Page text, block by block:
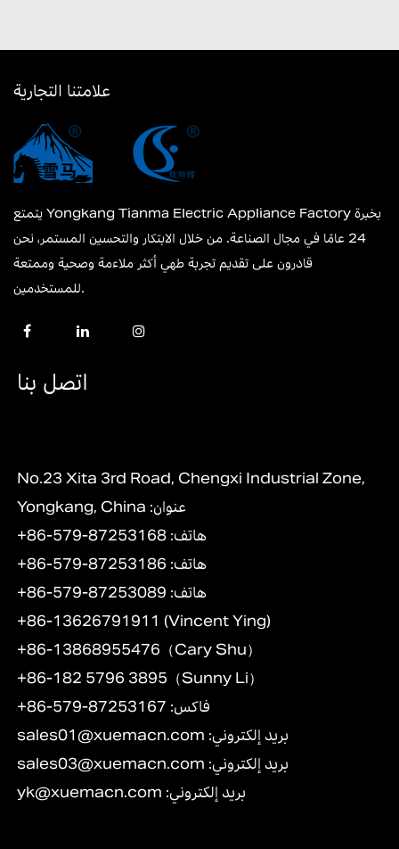
علامتنا التجارية
يتمتع Yongkang Tianma Electric Appliance Factory بخبرة
24 عامًا في مجال الصناعة. من خلال الابتكار والتحسين المستمر، نحن
قادرون على تقديم تجربة طهي أكثر ملاءمة وصحية وممتعة
للمستخدمين.
اتصل بنا
No.23 Xita 3rd Road, Chengxi Industrial Zone,
Yongkang, China :عنوان
+86-579-87253168 :هاتف
+86-579-87253186 :هاتف
+86-579-87253089 :هاتف
+86-13626791911 (Vincent Ying)
+86-13868955476（Cary Shu）
+86-182 5796 3895（Sunny Li）
+86-579-87253167 :فاكس
sales01@xuemacn.com :بريد إلكتروني
sales03@xuemacn.com :بريد إلكتروني
yk@xuemacn.com :بريد إلكتروني